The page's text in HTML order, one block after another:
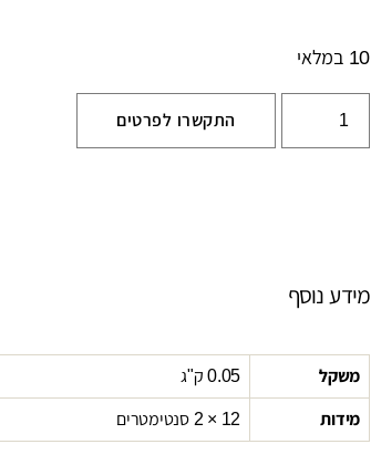
10 במלאי
התקשרו לפרטים
מידע נוסף
משקל 0.05 ק"ג
מידות 12 × 2 סנטימטרים